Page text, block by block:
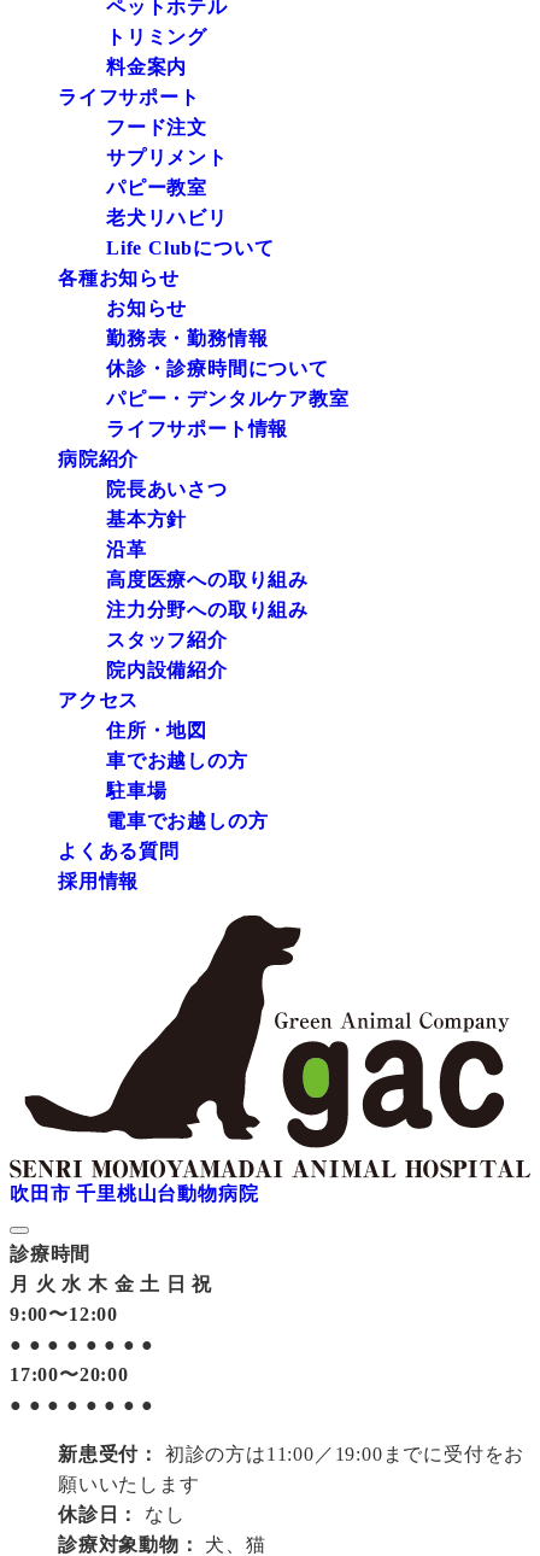
ペットホテル
トリミング
料金案内
ライフサポート
フード注文
サプリメント
パピー教室
老犬リハビリ
Life Clubについて
各種お知らせ
お知らせ
勤務表・勤務情報
休診・診療時間について
パピー・デンタルケア教室
ライフサポート情報
病院紹介
院長あいさつ
基本方針
沿革
高度医療への取り組み
注力分野への取り組み
スタッフ紹介
院内設備紹介
アクセス
住所・地図
車でお越しの方
駐車場
電車でお越しの方
よくある質問
採用情報
吹田市 千里桃山台動物病院
診療時間
月
火 水 木 金 土 日 祝
9:00〜12:00
● ● ● ● ● ● ● ●
17:00〜20:00
● ● ● ● ● ● ● ●
新患受付：
初診の方は11:00／19:00までに受付をお
願いいたします
休診日：
なし
診療対象動物：
犬、猫